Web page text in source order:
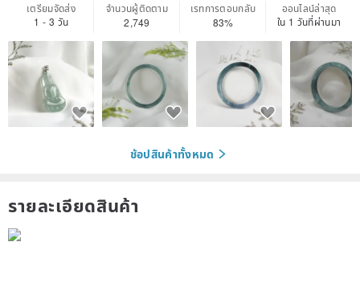
เตรียมจัดส่ง
1 - 3 วัน
จำนวนผู้ติดตาม
2,749
เรทการตอบกลับ
83%
ออนไลน์ล่าสุด
ใน 1 วันที่ผ่านมา
ช้อปสินค้าทั้งหมด
รายละเอียดสินค้า